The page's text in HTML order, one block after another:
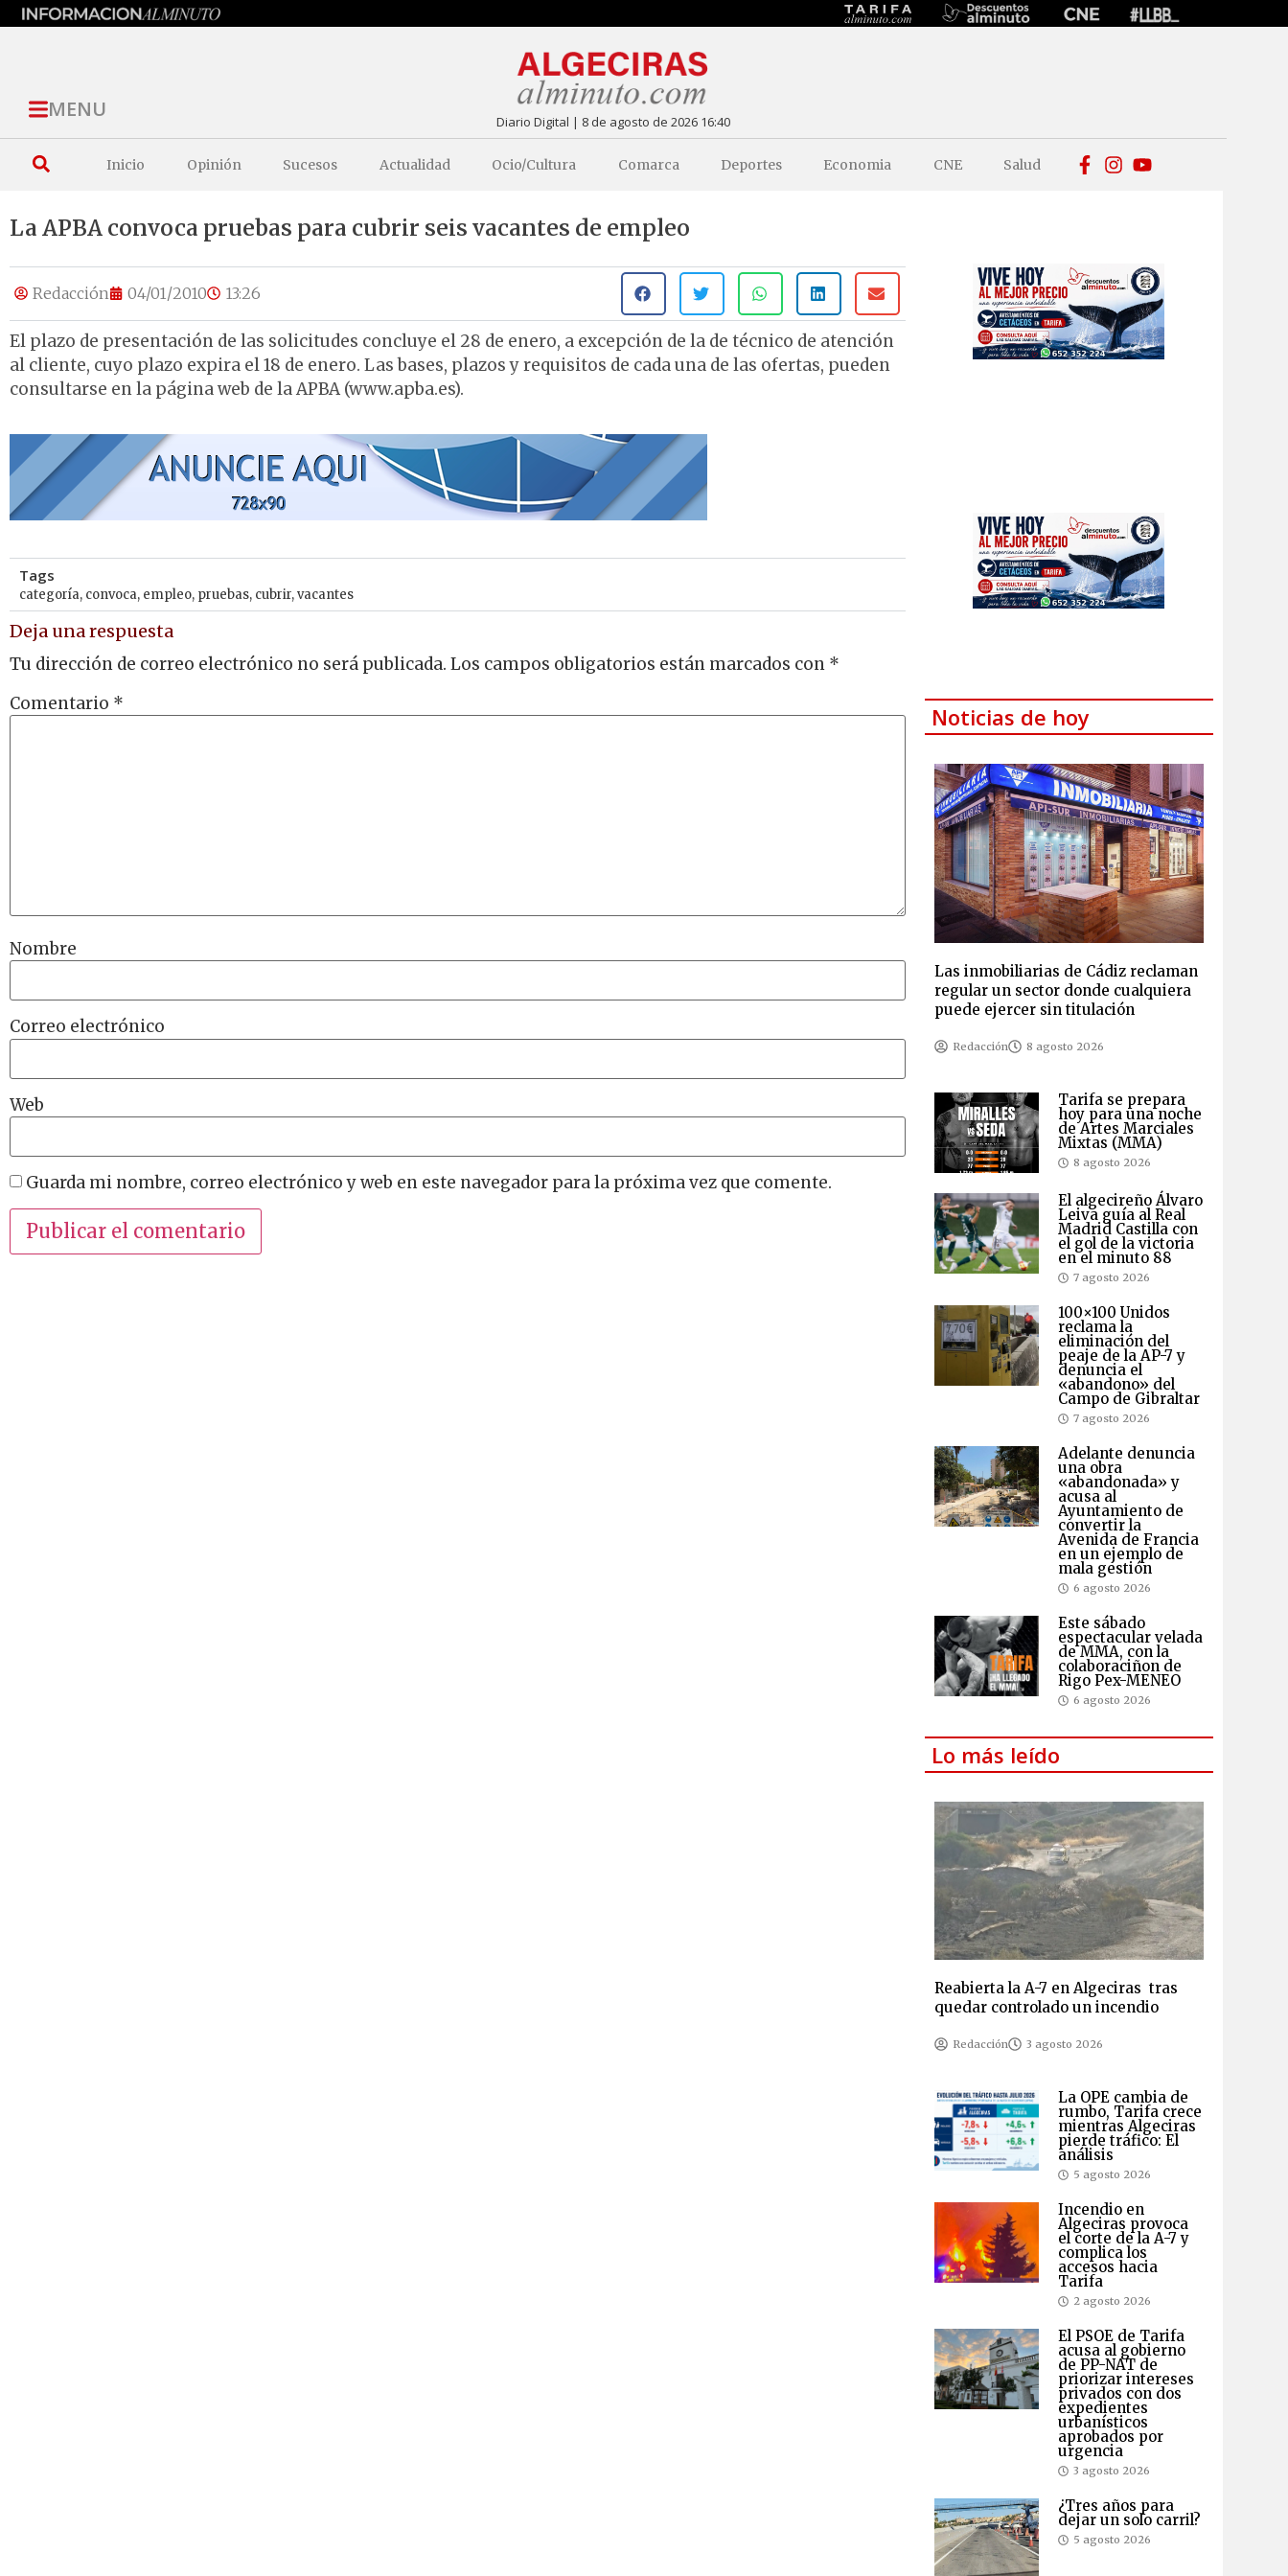
MENU Diario Digital | 8 de agosto de 2026 16:40
Inicio Opinión Sucesos Actualidad Ocio/Cultura Comarca Deportes Economia CNE Salud
La APBA convoca pruebas para cubrir seis vacantes de empleo
Redacción 04/01/2010 13:26
El plazo de presentación de las solicitudes concluye el 28 de enero, a excepción de la de técnico de atención
al cliente, cuyo plazo expira el 18 de enero. Las bases, plazos y requisitos de cada una de las ofertas, pueden
consultarse en la página web de la APBA (www.apba.es).
Tags
categoría, convoca, empleo, pruebas, cubrir,vacantes
Deja una respuesta
Tu dirección de correo electrónico no será publicada. Los campos obligatorios están marcados con *
Comentario *
Nombre
Correo electrónico
Web
Guarda mi nombre, correo electrónico y web en este navegador para la próxima vez que comente.
Noticias de hoy
Las inmobiliarias de Cádiz reclaman
regular un sector donde cualquiera
puede ejercer sin titulación
Redacción 8 agosto 2026
Tarifa se prepara
hoy para una noche
de Artes Marciales
Mixtas (MMA)
8 agosto 2026
El algecireño Álvaro
Leiva guía al Real
Madrid Castilla con
el gol de la victoria
en el minuto 88
7 agosto 2026
100×100 Unidos
reclama la
eliminación del
peaje de la AP-7 y
denuncia el
«abandono» del
Campo de Gibraltar
7 agosto 2026
Adelante denuncia
una obra
«abandonada» y
acusa al
Ayuntamiento de
convertir la
Avenida de Francia
en un ejemplo de
mala gestión
6 agosto 2026
Este sábado
espectacular velada
de MMA, con la
colaboraciñon de
Rigo Pex-MENEO
6 agosto 2026
Lo más leído
Reabierta la A-7 en Algeciras tras
quedar controlado un incendio
Redacción 3 agosto 2026
La OPE cambia de
rumbo, Tarifa crece
mientras Algeciras
pierde tráfico: El
análisis
5 agosto 2026
Incendio en
Algeciras provoca
el corte de la A-7 y
complica los
accesos hacia
Tarifa
2 agosto 2026
El PSOE de Tarifa
acusa al gobierno
de PP-NAT de
priorizar intereses
privados con dos
expedientes
urbanísticos
aprobados por
urgencia
3 agosto 2026
¿Tres años para
dejar un solo carril?
5 agosto 2026